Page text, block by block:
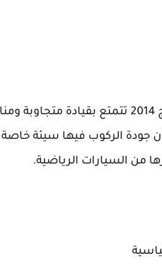
كيا سبورتاج 2014 تتمتع
جودة الركوب فيها سيئة
من السيارات الرياضية.